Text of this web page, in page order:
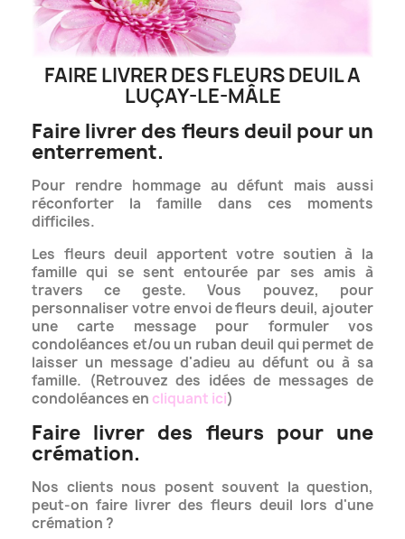
FAIRE LIVRER DES FLEURS DEUIL A
LUÇAY-LE-MÂLE
Faire livrer des fleurs deuil pour un
enterrement.
Pour rendre hommage au défunt mais aussi
réconforter la famille dans ces moments
difficiles.
Les fleurs deuil apportent votre soutien à la
famille qui se sent entourée par ses amis à
travers ce geste. Vous pouvez, pour
personnaliservotre envoi de fleurs deuil, ajouter
une carte message pour formuler vos
condoléances et/ou un ruban deuil qui permet de
laisser un message d'adieu au défunt ou à sa
famille. (Retrouvez des idées de messages de
condoléances en cliquant ici)
Faire livrer des fleurs pour une
crémation.
Nos clients nous posent souvent la question,
peut-on faire livrer des fleurs deuil lors d'une
crémation ?